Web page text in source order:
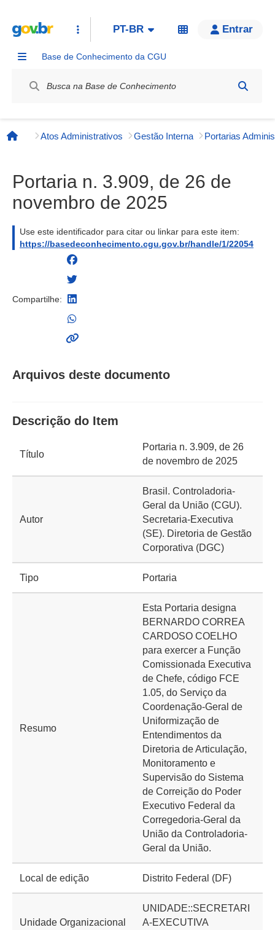
PT-BR Entrar
Base de Conhecimento da CGU
Página inicial
Atos Administrativos Gestão Interna
Portaria n. 3.909, de 26 de
novembro de 2025
Use este identificador para citar ou linkar para este item:
https://basedeconhecimento.cgu.gov.br/handle/1/22054
Compartilhe:
Arquivos deste documento
Descrição do Item
Título
Portaria n. 3.909, de 26
de novembro de 2025
Autor
Brasil. Controladoria-
Geral da União (CGU).
Secretaria-Executiva
(SE). Diretoria de Gestão
Corporativa (DGC)
Tipo Portaria
Resumo
Esta Portaria designa
BERNARDO CORREA
CARDOSO COELHO
para exercer a Função
Comissionada Executiva
de Chefe, código FCE
1.05, do Serviço da
Coordenação-Geral de
Uniformização de
Entendimentos da
Diretoria de Articulação,
Monitoramento e
Supervisão do Sistema
de Correição do Poder
Executivo Federal da
Corregedoria-Geral da
União da Controladoria-
Geral da União.
Local de edição Distrito Federal (DF)
Unidade Organizacional
UNIDADE::SECRETARI
A-EXECUTIVA